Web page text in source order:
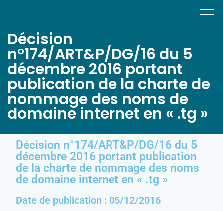
Décision
n°174/ART&P/DG/16 du 5
décembre 2016 portant
publication de la charte de
nommage des noms de
domaine internet en « .tg »
Décision n°174/ART&P/DG/16 du 5
décembre 2016 portant publication
de la charte de nommage des noms
de domaine internet en « .tg »
Date de publication : 05/12/2016